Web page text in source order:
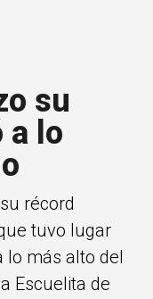
su
a lo
récord
tuvo lugar
lo más alto del
Escuelita de